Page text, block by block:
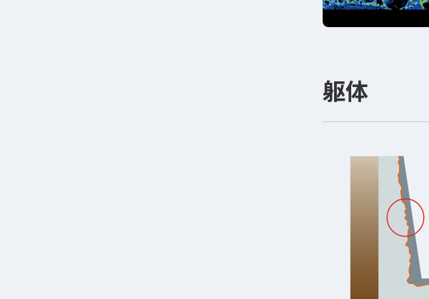
躯体